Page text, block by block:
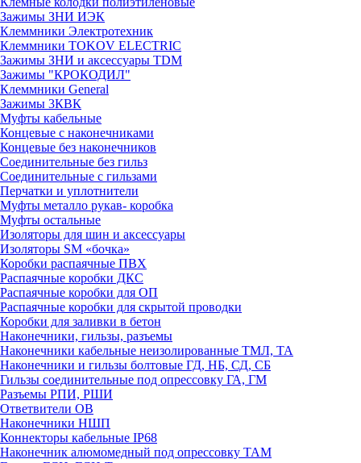
Зажимы ЗНИ ИЭК
Клеммники Электротехник
Клеммники TOKOV ELECTRIC
Зажимы ЗНИ и аксессуары TDM
Зажимы "КРОКОДИЛ"
Клеммники General
Зажимы 3КВК
Муфты кабельные
Концевые с наконечниками
Концевые без наконечников
Соединительные без гильз
Соединительные с гильзами
Перчатки и уплотнители
Муфты металло рукав- коробка
Муфты остальные
Изоляторы для шин и аксессуары
Изоляторы SM «бочка»
Коробки распаячные ПВХ
Распаячные коробки ДКС
Распаячные коробки для ОП
Распаячные коробки для скрытой проводки
Коробки для заливки в бетон
Наконечники, гильзы, разъемы
Наконечники кабельные неизолированные ТМЛ, ТА
Наконечники и гильзы болтовые ГД, НБ, СД, СБ
Гильзы соединительные под опрессовку ГА, ГМ
Разъемы РПИ, РШИ
Ответвители ОВ
Наконечники НШП
Коннекторы кабельные IP68
Наконечник алюмомедный под опрессовку ТАМ